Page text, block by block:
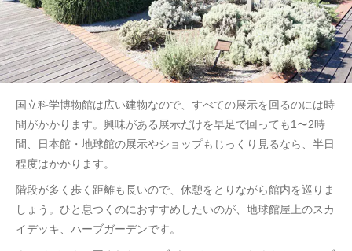
国立科学博物館は広い建物なので、すべての展示を回るのには時
間がかかります。興味がある展示だけを早足で回っても1〜2時
間、日本館・地球館の展示やショップもじっくり見るなら、半日
程度はかかります。
階段が多く歩く距離も長いので、休憩をとりながら館内を巡りま
しょう。ひと息つくのにおすすめしたいのが、地球館屋上のスカ
イデッキ、ハーブガーデンです。